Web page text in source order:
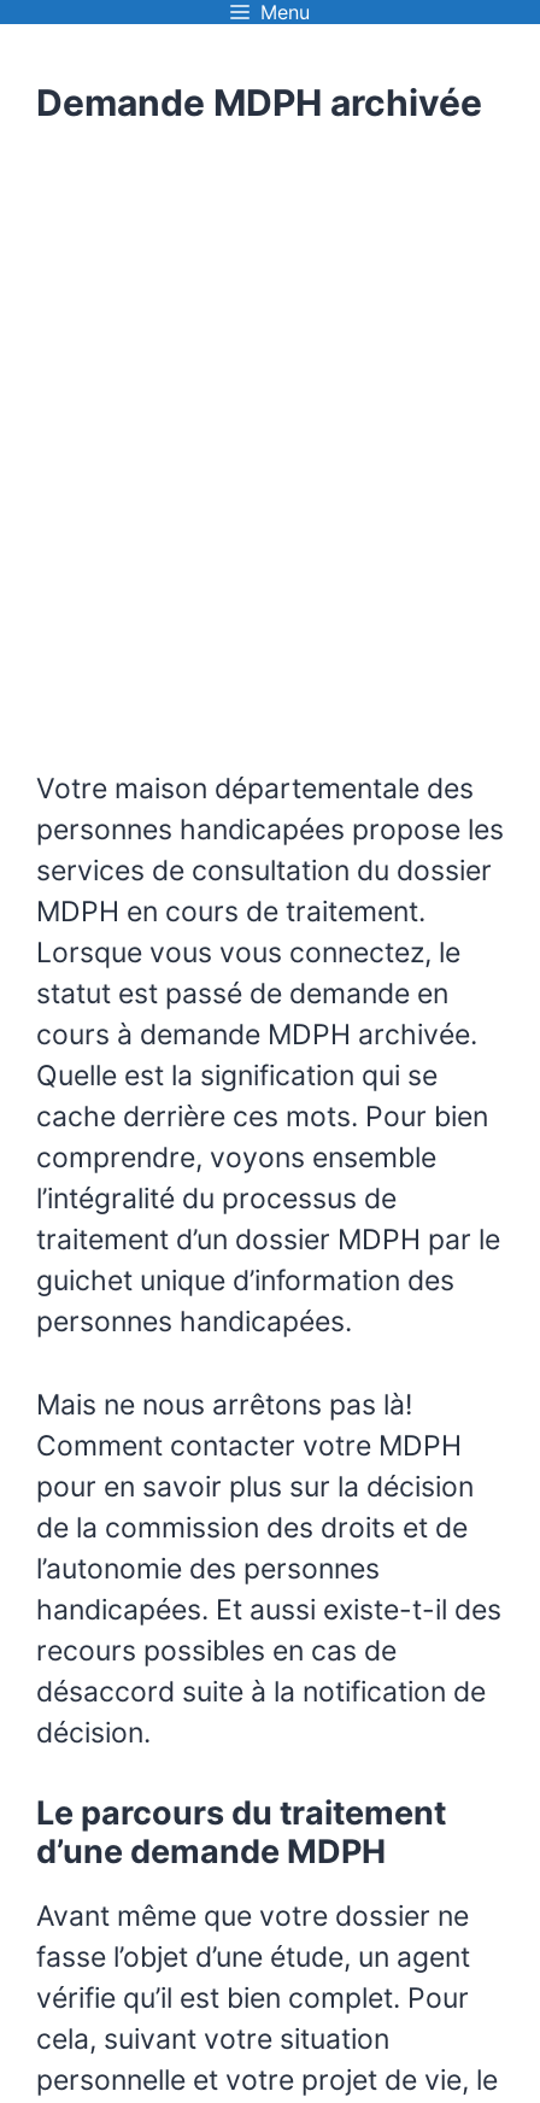
Aller
contenu
Menu
Demande MDPH archivée
Votre maison départementale des
personnes handicapées propose les
services de consultation du dossier
MDPH en cours de traitement.
Lorsque vous vous connectez, le
statut est passé de demande en
cours à demande MDPH archivée.
Quelle est la signification qui se
cache derrière ces mots. Pour bien
comprendre, voyons ensemble
l’intégralité du processus de
traitement d’un dossier MDPH par le
guichet unique d’information des
personnes handicapées.
Mais ne nous arrêtons pas là!
Comment contacter votre MDPH
pour en savoir plus sur la décision
de la commission des droits et de
l’autonomie des personnes
handicapées. Et aussi existe-t-il des
recours possibles en cas de
désaccord suite à la notification de
décision.
Le parcours du traitement
d’une demande MDPH
Avant même que votre dossier ne
fasse l’objet d’une étude, un agent
vérifie qu’il est bien complet. Pour
cela, suivant votre situation
personnelle et votre projet de vie, le